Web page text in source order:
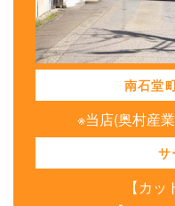
南石堂
※当店(奥村産
サ
【カ